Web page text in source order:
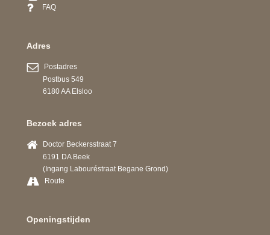
FAQ
Adres
Postadres
Postbus 549
6180 AA Elsloo
Bezoek adres
Doctor Beckersstraat 7
6191 DA Beek
(Ingang Labouréstraat Begane Grond)
Route
Openingstijden